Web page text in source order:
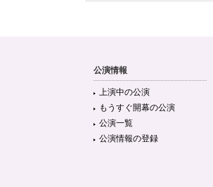
公演情報
上演中の公演
もうすぐ開幕の公演
公演一覧
公演情報の登録